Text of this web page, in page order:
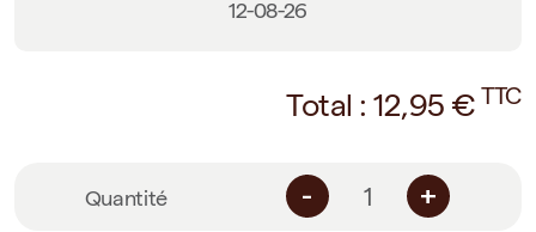
12-08-26
Total :12,95 € TTC
Quantité - +